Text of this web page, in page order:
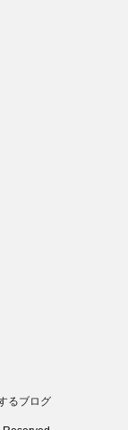
るブログ